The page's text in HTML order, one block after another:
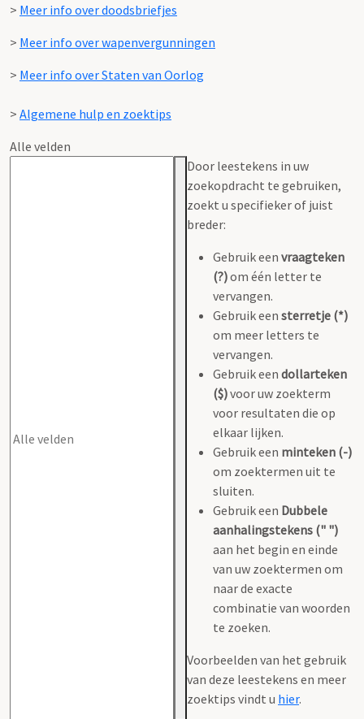
> Meer info over doodsbriefjes
> Meer info over wapenvergunningen
> Meer info over Staten van Oorlog
> Algemene hulp en zoektips
Alle velden
Door leestekens in uw
zoekopdracht te gebruiken,
zoekt u specifieker of juist
breder:
Gebruik een vraagteken
(?)om één letter te
vervangen.
Gebruik een sterretje (*)
om meer letters te
vervangen.
Gebruik een dollarteken
($)voor uw zoekterm
voor resultaten die op
elkaar lijken.
Gebruik een minteken (-)
om zoektermen uit te
sluiten.
Gebruik een Dubbele
aanhalingstekens (" ")
aan het begin en einde
van uw zoektermen om
naar de exacte
combinatie van woorden
te zoeken.
Voorbeelden van het gebruik
van deze leestekens en meer
zoektips vindt u hier.